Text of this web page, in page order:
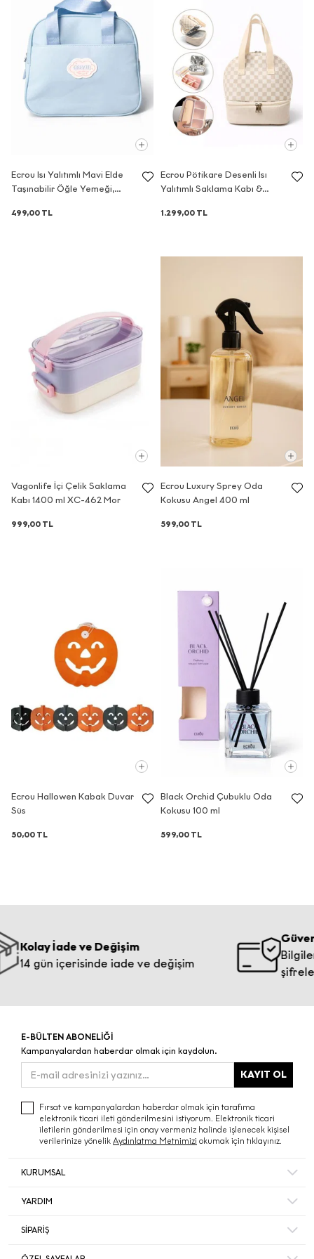
Ecrou Isı Yalıtımlı Mavi Elde
Taşınabilir Öğle Yemeği,
cm
499,00 TL
Ecrou Pötikare Desenli Isı
Yalıtımlı Saklama Kabı &
1.299,00 TL
Vagonlife İçi Çelik Saklama
Kabı 1400 ml XC-462 Mor
999,00 TL
Ecrou Luxury Sprey Oda
Kokusu Angel 400 ml
599,00 TL
Ecrou Hallowen Kabak Duvar
Süs
50,00 TL
Black Orchid Çubuklu Oda
Kokusu 100 ml
599,00 TL
İade ve Değişim
içerisinde iade ve değişim
Güvenli
Bilgileriniz
E-BÜLTEN ABONELİĞİ
Kampanyalardan haberdar olmak için kaydolun.
KAYIT OL
Fırsat ve kampanyalardan haberdar olmak için tarafıma
elektronik ticari ileti gönderilmesini istiyorum. Elektronik ticari
iletilerin gönderilmesi için onay vermeniz halinde işlenecek kişisel
verilerinize yönelik Aydınlatma Metnimizi okumak için tıklayınız.
veri işlemeyi öğrenme, işlemeyle ilgili
bilgi talep etme,işlemenin amaca
uygunluğunu öğrenme, aktarım yapılan
kişileri bilme, eksik veya yanlış
işlemelerin düzeltilmesini
isteme, silme veya yok edilmesini
isteme, otomatik tüm işlemlerin üçüncü
kişilere bildirilmesini isteme, analize
itiraz etme, zararın giderilmesini
Usul ve Esasları Hakkında Tebliğ’e göre
kullanmak için Şirket’in
Mahalle/Semt:KUŞTEPE MAH.
bildirdiğiniz elektronik posta adresi
üzerindenkvkk@ecrou.come-posta
adresine e-mail yoluyla
iletebilirsiniz.
Elektronik ticari ileti gönderimi
kapsamında vermiş olduğunuz onayınızı
her zaman
adresine
e-posta göndererek geri alabilirsiniz.
KURUMSAL
Mağazalar
YARDIM
Sıkça Sorulan Sorular
Gizlilik ve Güvenlik
SİPARİŞ